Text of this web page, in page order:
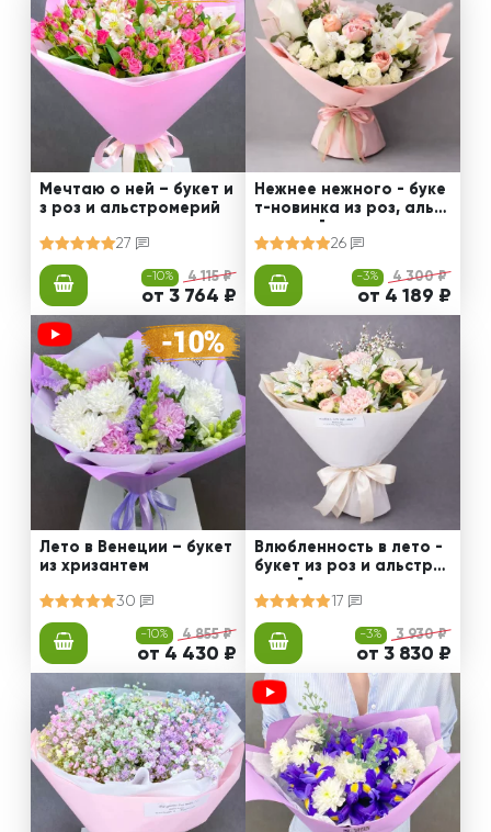
Мечтаю о ней – букет и
з роз и альстромерий
27
-10% 4 115 ₽
от 3 764 ₽
Нежнее нежного - буке
т-новинка из роз, альст
ромерий и калл
26
-3% 4 300 ₽
от 4 189 ₽
Лето в Венеции – букет
из хризантем
30
-10% 4 855 ₽
от 4 430 ₽
Влюбленность в лето -
букет из роз и альстро
мерий
17
-3% 3 930 ₽
от 3 830 ₽